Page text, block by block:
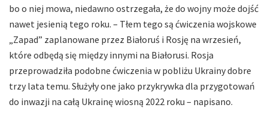
bo o niej mowa, niedawno ostrzegała, że do wojny może dojść
nawet jesienią tego roku. – Tłem tego są ćwiczenia wojskowe
„Zapad” zaplanowane przez Białoruś i Rosję na wrzesień,
które odbędą się między innymi na Białorusi. Rosja
przeprowadziła podobne ćwiczenia w pobliżu Ukrainy dobre
trzy lata temu. Służyły one jako przykrywka dla przygotowań
do inwazji na całą Ukrainę wiosną 2022 roku – napisano.